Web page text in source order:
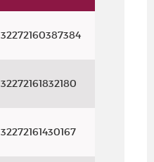
32272160387384
32272161832180
32272161430167